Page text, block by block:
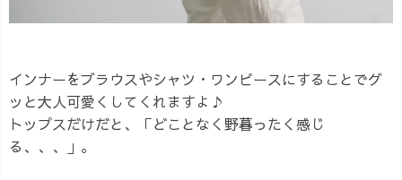
インナーをブラウスやシャツ・ワンピースにすることでグ
ッと大人可愛くしてくれますよ♪
トップスだけだと、「どことなく野暮ったく感じ
る、、、」。